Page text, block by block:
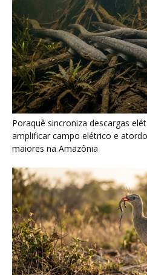
Poraquê sincroniza descargas
amplificar campo elétrico e
maiores na Amazônia